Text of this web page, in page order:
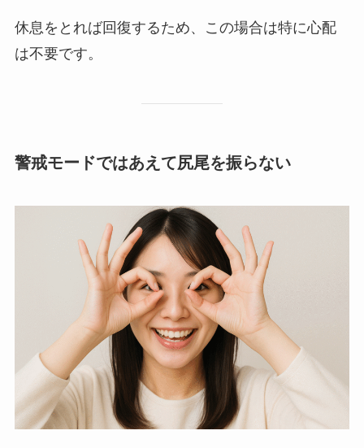
休息をとれば回復するため、この場合は特に心配
は不要です。
警戒モードではあえて尻尾を振らない